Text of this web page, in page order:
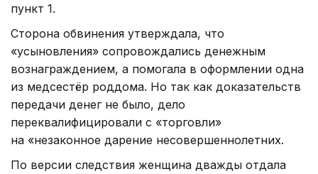
пункт 1.
Сторона обвинения утверждала, что
«усыновления» сопровождались денежным
вознаграждением, а помогала в оформлении одна
из медсестёр роддома. Но так как доказательств
передачи денег не было, дело
переквалифицировали с «торговли»
на «незаконное дарение несовершеннолетних.
По версии следствия женщина дважды отдала